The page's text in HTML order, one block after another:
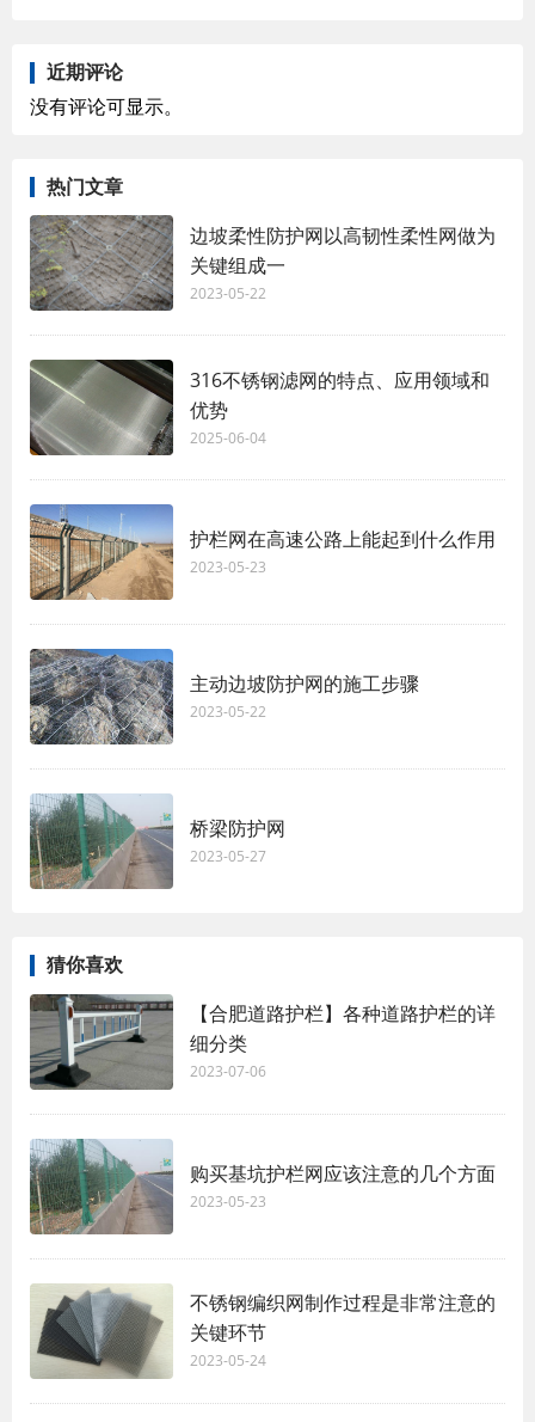
近期评论
没有评论可显示。
热门文章
边坡柔性防护网以高韧性柔性网做为
关键组成一
2023-05-22
316不锈钢滤网的特点、应用领域和
优势
2025-06-04
护栏网在高速公路上能起到什么作用
2023-05-23
主动边坡防护网的施工步骤
2023-05-22
桥梁防护网
2023-05-27
猜你喜欢
【合肥道路护栏】各种道路护栏的详
细分类
2023-07-06
购买基坑护栏网应该注意的几个方面
2023-05-23
不锈钢编织网制作过程是非常注意的
关键环节
2023-05-24